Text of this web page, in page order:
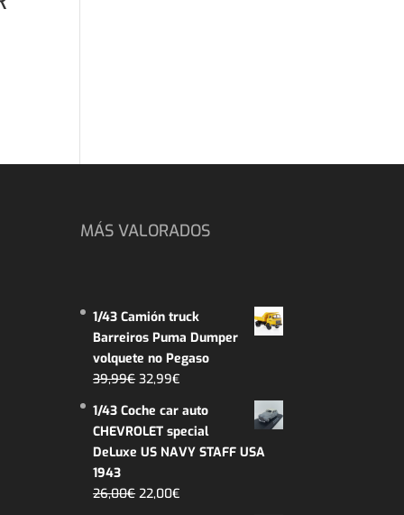
MÁS VALORADOS
1/43 Camión truck
Barreiros Puma Dumper
volquete no Pegaso
39,99€ El
original
era:
39,99€.
32,99€
actual
es:
32,99€.
1/43 Coche car auto
CHEVROLET special
DeLuxe US NAVY STAFF USA
1943
26,00€ El
22,00€